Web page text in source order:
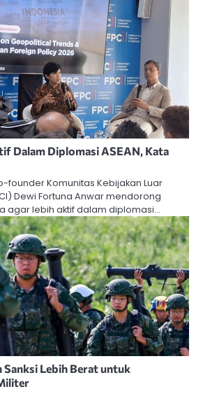
Dalam Diplomasi ASEAN, Kata
founder Komunitas Kebijakan Luar
Dewi Fortuna Anwar mendorong
agar lebih aktif dalam diplomasi…
Sanksi Lebih Berat untuk